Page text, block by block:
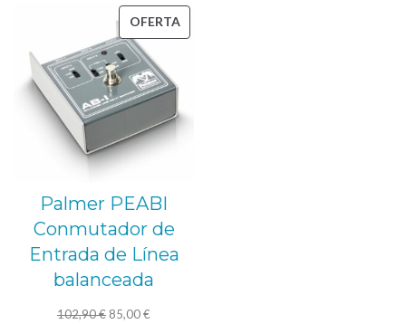
2.899,00 €.2.325,00 €.
OFERTAPRODUCTO
Palmer PEABI
Conmutador de
Entrada de Línea
balanceada
102,90€ El
85,00€